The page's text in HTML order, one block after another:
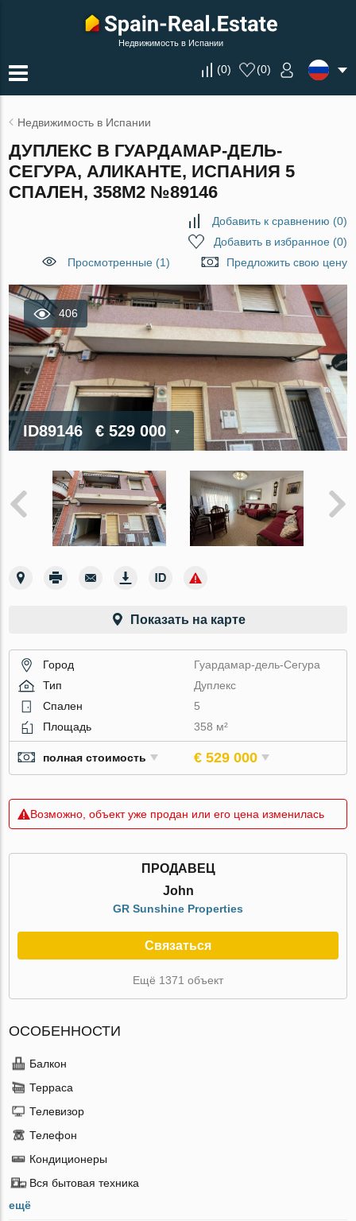
Недвижимость в Испании
(0) (0)
Недвижимость в Испании
ДУПЛЕКС В ГУАРДАМАР-ДЕЛЬ-
СЕГУРА, АЛИКАНТЕ, ИСПАНИЯ 5
СПАЛЕН, 358М2 №89146
Добавить к сравнению (0)
Добавить в избранное(0)
Просмотренные (1)
Предложить свою цену
406
ID89146 € 529 000
Показать на карте
Город
Гуардамар-дель-Сегура
Тип
Дуплекс
Спален
5
Площадь
358 м²
полная стоимость € 529 000
Возможно, объект уже продан или его цена изменилась
ПРОДАВЕЦ
John
GR Sunshine Properties
Связаться
Ещё 1371 объект
ОСОБЕННОСТИ
Балкон
Терраса
Телевизор
Телефон
Кондиционеры
Вся бытовая техника
ещё